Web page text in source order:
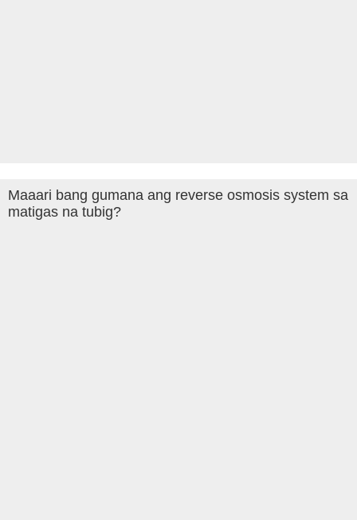
Maaari bang gumana ang reverse osmosis system sa
matigas na tubig?